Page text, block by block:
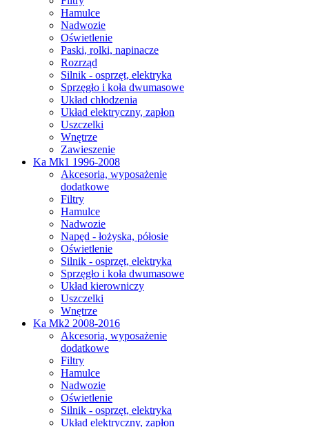
Hamulce
Nadwozie
Oświetlenie
Paski, rolki, napinacze
Rozrząd
Silnik - osprzęt, elektryka
Sprzęgło i koła dwumasowe
Układ chłodzenia
Układ elektryczny, zapłon
Uszczelki
Wnętrze
Zawieszenie
Ka Mk1 1996-2008
Akcesoria, wyposażenie
dodatkowe
Filtry
Hamulce
Nadwozie
Napęd - łożyska, półosie
Oświetlenie
Silnik - osprzęt, elektryka
Sprzęgło i koła dwumasowe
Układ kierowniczy
Uszczelki
Wnętrze
Ka Mk2 2008-2016
Akcesoria, wyposażenie
dodatkowe
Filtry
Hamulce
Nadwozie
Oświetlenie
Silnik - osprzęt, elektryka
Układ elektryczny, zapłon